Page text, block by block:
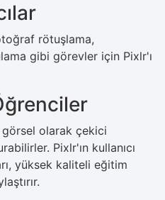
rötuşlama,
gibi görevler için Pixlr'ı
olarak çekici
Pixlr'ın kullanıcı
yüksek kaliteli eğitim